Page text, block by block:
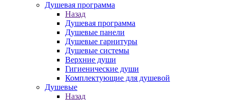
Душевая программа
Назад
Душевая программа
Душевые панели
Душевые гарнитуры
Душевые системы
Верхние души
Гигиенические души
Комплектующие для душевой
Душевые
Назад